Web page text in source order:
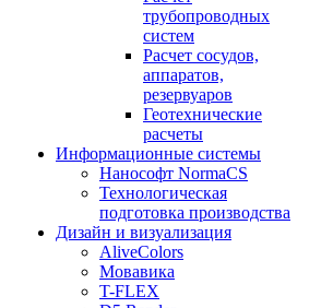
трубопроводных
систем
Расчет сосудов,
аппаратов,
резервуаров
Геотехнические
расчеты
Информационные системы
Нанософт NormaCS
Технологическая
подготовка производства
Дизайн и визуализация
AliveColors
Мовавика
T-FLEX